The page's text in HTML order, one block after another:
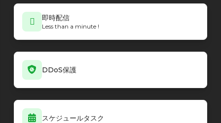
即時配信
Less than a minute !
DDoS保護
スケジュールタスク